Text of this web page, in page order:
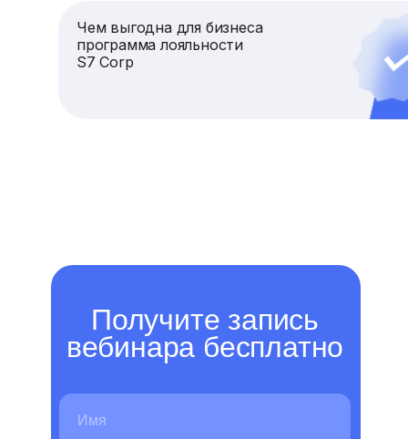
Чем выгодна для бизнеса
программа лояльности
S7 Corp
Получите запись
вебинара бесплатно